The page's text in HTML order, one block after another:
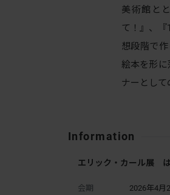
美術館と
て！』、
想段階で
絵本を形
ナーとして
Information
エリック・カール展
会期
2026年4月